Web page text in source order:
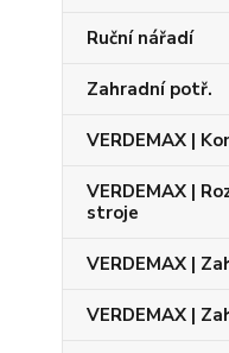
Ruční nářadí
Zahradní potř.
VERDEMAX |
VERDEMAX |
stroje
VERDEMAX |
VERDEMAX |